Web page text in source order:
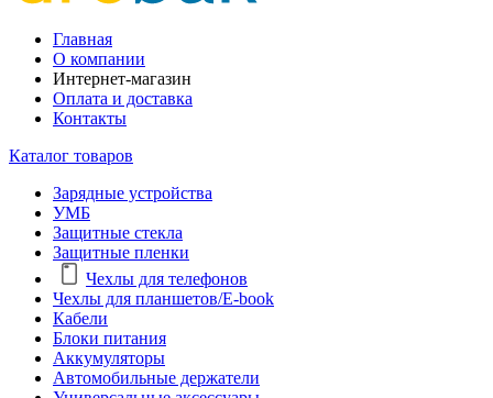
Главная
О компании
Интернет-магазин
Оплата и доставка
Контакты
Каталог товаров
Зарядные устройства
УМБ
Защитные стекла
Защитные пленки
Чехлы для телефонов
Чехлы для планшетов/E-book
Кабели
Блоки питания
Аккумуляторы
Автомобильные держатели